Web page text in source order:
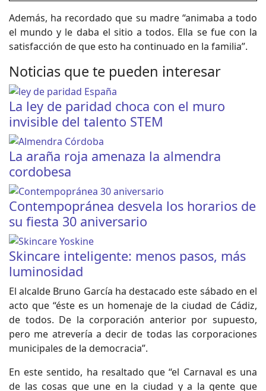
Además, ha recordado que su madre “animaba a todo
el mundo y le daba el sitio a todos. Ella se fue con la
satisfacción de que esto ha continuado en la familia”.
Noticias que te pueden interesar
La ley de paridad choca con el muro
invisible del talento STEM
La araña roja amenaza la almendra
cordobesa
Contempopránea desvela los horarios de
su fiesta 30 aniversario
Skincare inteligente: menos pasos, más
luminosidad
El alcalde Bruno García ha destacado este sábado en el
acto que “éste es un homenaje de la ciudad de Cádiz,
de todos. De la corporación anterior por supuesto,
pero me atrevería a decir de todas las corporaciones
municipales de la democracia”.
En este sentido, ha resaltado que “el Carnaval es una
de las cosas que une en la ciudad y a la gente que